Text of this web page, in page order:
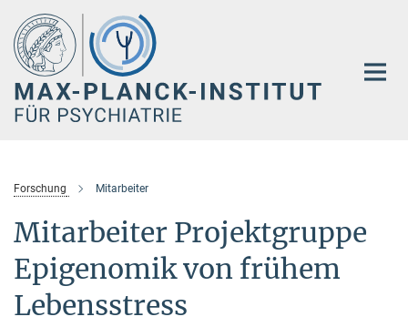
Hauptinhalt
Forschung Mitarbeiter
Mitarbeiter Projektgruppe
Epigenomik von frühem
Lebensstress